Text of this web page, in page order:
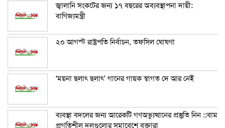
জ্বালানি সংকটের জন্য ১৭ বছরের অব্যবস্থাপনা দায়ী:
বাণিজ্যমন্ত্রী
২০ আগস্ট রাষ্ট্রপতি নির্বাচন, তফসিল ঘোষণা
‘ময়না ছলাৎ ছলাৎ’ গানের গায়ক স্বাগত দে আর নেই
ব্যবস্থা বদলের জন্য আরেকটি গণঅভ্যুত্থানের প্রস্তুতি নিন ::বাম
প্রগতিশীল দলগুলোর সমাবেশে বক্তারা